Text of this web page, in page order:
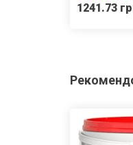
1241.73